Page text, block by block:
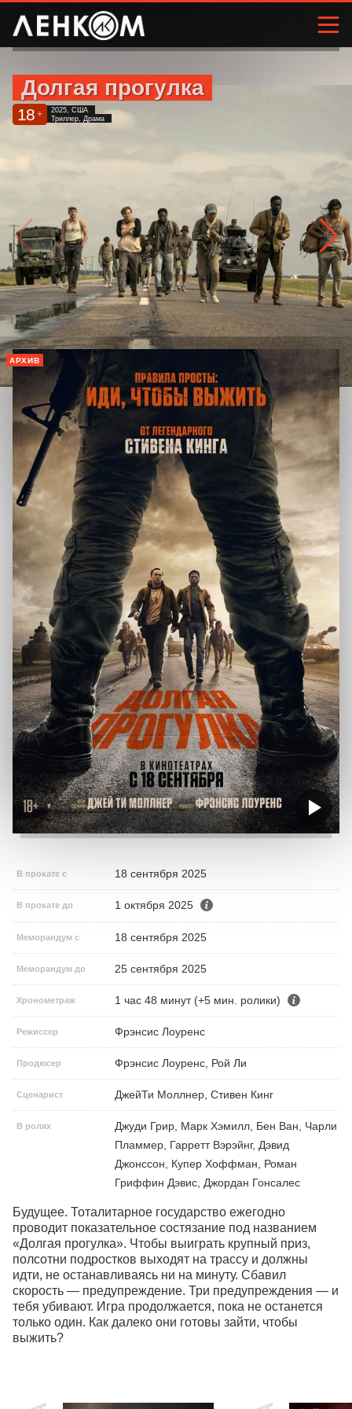
Долгая прогулка
18 +
2025, США
Триллер, Драма
АРХИВ
В прокате с 18 сентября 2025
В прокате до 1 октября 2025
Меморандум с 18 сентября 2025
Меморандум до 25 сентября 2025
Хронометраж 1 час 48 минут (+5 мин. ролики)
Режиссер Фрэнсис Лоуренс
Продюсер Фрэнсис Лоуренс, Рой Ли
Сценарист ДжейТи Моллнер, Стивен Кинг
В ролях
Джуди Грир, Марк Хэмилл, Бен Ван, Чарли
Пламмер, Гарретт Вэрэйнг, Дэвид
Джонссон, Купер Хоффман, Роман
Гриффин Дэвис, Джордан Гонсалес
Будущее. Тоталитарное государство ежегодно
проводит показательное состязание под названием
«Долгая прогулка». Чтобы выиграть крупный приз,
полсотни подростков выходят на трассу и должны
идти, не останавливаясь ни на минуту. Сбавил
скорость — предупреждение. Три предупреждения — и
тебя убивают. Игра продолжается, пока не останется
только один. Как далеко они готовы зайти, чтобы
выжить?